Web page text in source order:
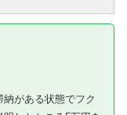
納がある状態でフク